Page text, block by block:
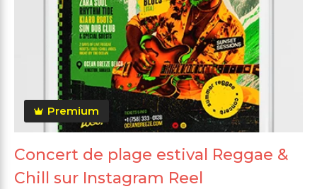
Premium
Concert de plage estival Reggae &
Chill sur Instagram Reel